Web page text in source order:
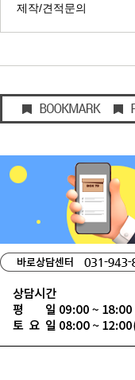
제작/견적문의